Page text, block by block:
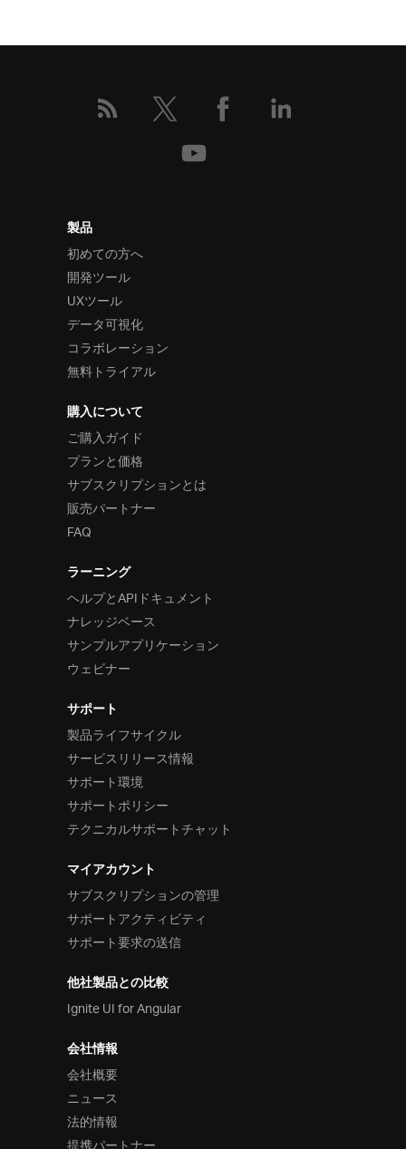
製品
初めての方へ
開発ツール
UXツール
データ可視化
コラボレーション
無料トライアル
購入について
ご購入ガイド
プランと価格
サブスクリプションとは
販売パートナー
FAQ
ラーニング
ヘルプとAPIドキュメント
ナレッジベース
サンプルアプリケーション
ウェビナー
サポート
製品ライフサイクル
サービスリリース情報
サポート環境
サポートポリシー
テクニカルサポートチャット
マイアカウント
サブスクリプションの管理
サポートアクティビティ
サポート要求の送信
他社製品との比較
Ignite UI for Angular
会社情報
会社概要
ニュース
法的情報